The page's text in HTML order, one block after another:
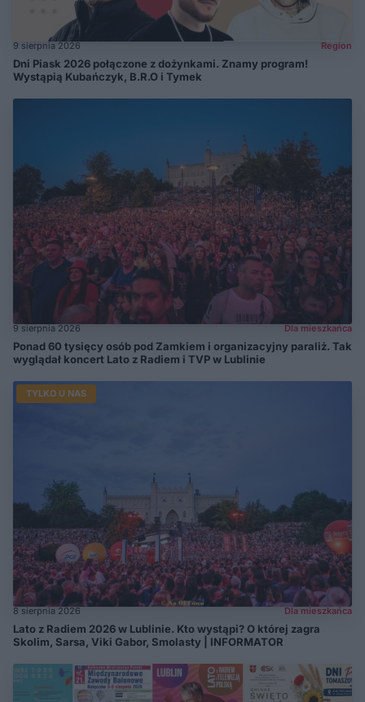
9 sierpnia 2026 Region
Dni Piask 2026 połączone z dożynkami. Znamy program!
Wystąpią Kubańczyk, B.R.O i Tymek
9 sierpnia 2026 Dla mieszkańca
Ponad 60 tysięcy osób pod Zamkiem i organizacyjny paraliż. Tak
wyglądał koncert Lato z Radiem i TVP w Lublinie
TYLKO U NAS
8 sierpnia 2026 Dla mieszkańca
Lato z Radiem 2026 w Lublinie. Kto wystąpi? O której zagra
Skolim, Sarsa, Viki Gabor, Smolasty | INFORMATOR